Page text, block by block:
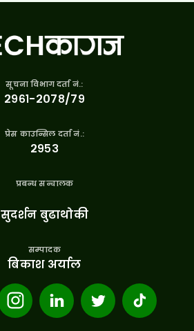
सूचना विभाग दर्ता नं.:
२९६१-२०७८/७९
प्रेस काउन्सिल दर्ता नं.:
२९५३
प्रबन्ध सन्चालक
सुदर्शन बुढाथोकी
सम्पादक
बिकाश अर्याल